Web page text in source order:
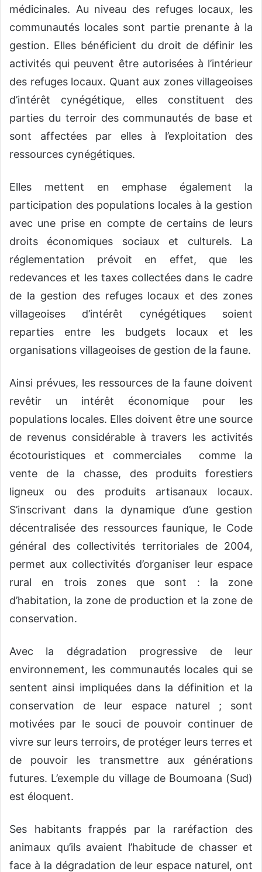
médicinales. Au niveau des refuges locaux, les
communautés locales sont partie prenante à la
gestion. Elles bénéficient du droit de définir les
activités qui peuvent être autorisées à l’intérieur
des refuges locaux. Quant aux zones villageoises
d’intérêt cynégétique, elles constituent des
parties du terroir des communautés de base et
sont affectées par elles à l’exploitation des
ressources cynégétiques.
Elles mettent en emphase également la
participation des populations locales à la gestion
avec une prise en compte de certains de leurs
droits économiques sociaux et culturels. La
réglementation prévoit en effet, que les
redevances et les taxes collectées dans le cadre
de la gestion des refuges locaux et des zones
villageoises d’intérêt cynégétiques soient
reparties entre les budgets locaux et les
organisations villageoises de gestion de la faune.
Ainsi prévues, les ressources de la faune doivent
revêtir un intérêt économique pour les
populations locales. Elles doivent être une source
de revenus considérable à travers les activités
écotouristiques et commerciales comme la
vente de la chasse, des produits forestiers
ligneux ou des produits artisanaux locaux.
S’inscrivant dans la dynamique d’une gestion
décentralisée des ressources faunique, le Code
général des collectivités territoriales de 2004,
permet aux collectivités d’organiser leur espace
rural en trois zones que sont : la zone
d’habitation, la zone de production et la zone de
conservation.
Avec la dégradation progressive de leur
environnement, les communautés locales qui se
sentent ainsi impliquées dans la définition et la
conservation de leur espace naturel ; sont
motivées par le souci de pouvoir continuer de
vivre sur leurs terroirs, de protéger leurs terres et
de pouvoir les transmettre aux générations
futures. L’exemple du village de Boumoana (Sud)
est éloquent.
Ses habitants frappés par la raréfaction des
animaux qu’ils avaient l’habitude de chasser et
face à la dégradation de leur espace naturel, ont